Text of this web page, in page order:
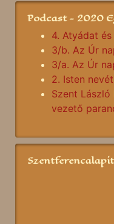
Podcast - 2020
4. Atyádat
3/b. Az Úr
3/a. Az Úr
2. Isten
Szent
vezető